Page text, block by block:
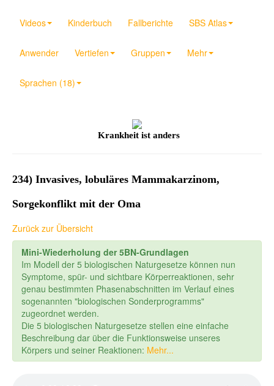
Videos Kinderbuch Fallberichte SBS Atlas
Anwender Vertiefen Gruppen Mehr
Sprachen (18)
Krankheit ist anders
234) Invasives, lobuläres Mammakarzinom,
Sorgekonflikt mit der Oma
Zurück zur Übersicht
Mini-Wiederholung der 5BN-Grundlagen
Im Modell der 5 biologischen Naturgesetze können nun
Symptome, spür- und sichtbare Körperreaktionen, sehr
genau bestimmten Phasenabschnitten im Verlauf eines
sogenannten "biologischen Sonderprogramms"
zugeordnet werden.
Die 5 biologischen Naturgesetze stellen eine einfache
Beschreibung dar über die Funktionsweise unseres
Körpers und seiner Reaktionen: Mehr...